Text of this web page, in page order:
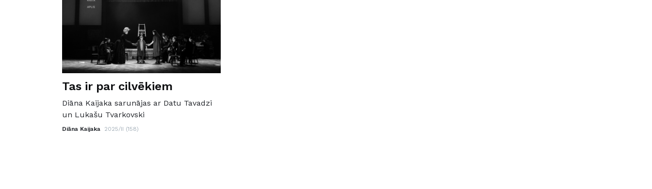
Tas ir par cilvēkiem
Diāna Kaijaka sarunājas ar Datu Tavadzi
un Lukašu Tvarkovski
Diāna Kaijaka 2025/II (158)